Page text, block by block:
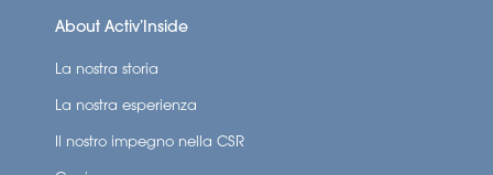
About Activ’Inside
La nostra storia
La nostra esperienza
Il nostro impegno nella CSR